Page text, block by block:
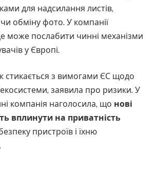
для надсилання листів,
обміну фото. У компанії
може послабити чинні механізми
у Європі.
стикається з вимогами ЄС щодо
екосистеми, заявила про ризики. У
компанія наголосила, що нові
вплинути на приватність
пристроїв і їхню